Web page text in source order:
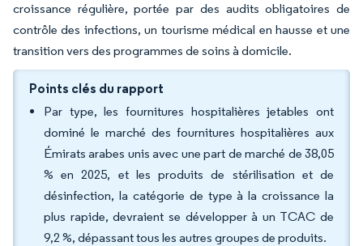
croissance régulière, portée par des audits obligatoires de
contrôle des infections, un tourisme médical en hausse et une
transition vers des programmes de soins à domicile.
Points clés du rapport
Par type, les fournitures hospitalières jetables ont
dominé le marché des fournitures hospitalières aux
Émirats arabes unis avec une part de marché de 38,05
% en 2025, et les produits de stérilisation et de
désinfection, la catégorie de type à la croissance la
plus rapide, devraient se développer à un TCAC de
9,2 %, dépassant tous les autres groupes de produits.